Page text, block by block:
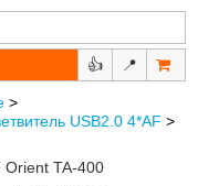
👍 📍
>
USB2.0 4*AF >